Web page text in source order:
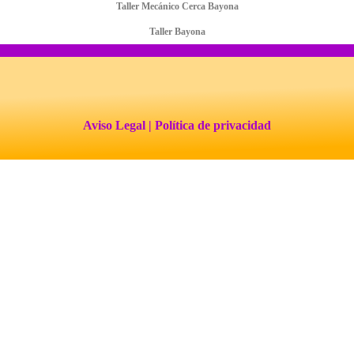
Taller Mecánico Cerca Bayona
Taller Bayona
Aviso Legal | Política de privacidad